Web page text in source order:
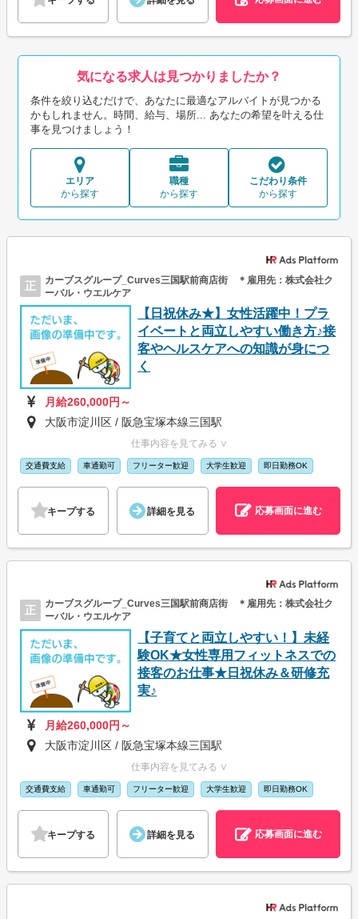
気になる求人は見つかりましたか？
条件を絞り込むだけで、あなたに最適なアルバイトが見つかる
かもしれません。時間、給与、場所... あなたの希望を叶える仕
事を見つけましょう！
エリア
から探す
職種
から探す
こだわり条件
から探す
正
カーブスグループ_Curves三国駅前商店街 ＊雇用先：株式会社ク
ーバル・ウエルケア
【日祝休み★】女性活躍中！プラ
イベートと両立しやすい働き方♪接
客やヘルスケアへの知識が身につ
く
月給260,000円～
大阪市淀川区 / 阪急宝塚本線三国駅
仕事内容を見てみる ∨
交通費支給 車通勤可 フリーター歓迎 大学生歓迎 即日勤務OK
キープする 詳細を見る 応募画面に進む
正
カーブスグループ_Curves三国駅前商店街 ＊雇用先：株式会社ク
ーバル・ウエルケア
【子育てと両立しやすい！】未経
験OK★女性専用フィットネスでの
接客のお仕事★日祝休み＆研修充
実♪
月給260,000円～
大阪市淀川区 / 阪急宝塚本線三国駅
仕事内容を見てみる ∨
交通費支給 車通勤可 フリーター歓迎 大学生歓迎 即日勤務OK
キープする 詳細を見る 応募画面に進む